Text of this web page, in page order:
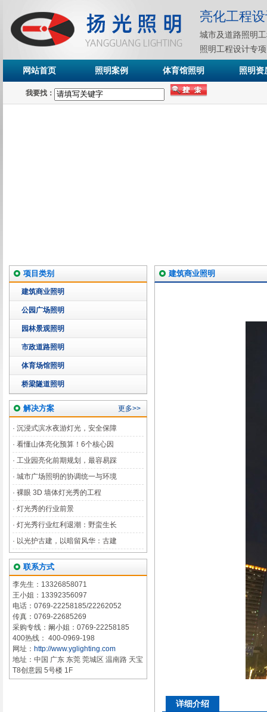
亮化工程
城市及道路照明
照明工程设计专
网站首页 照明案例 体育馆照明 照明资
我要找：
项目类别
建筑商业照明
公园广场照明
园林景观照明
市政道路照明
体育场馆照明
桥梁隧道照明
解决方案 更多>>
· 沉浸式滨水夜游灯光，安全保障
· 看懂山体亮化预算！6个核心因
· 工业园亮化前期规划，最容易踩
· 城市广场照明的协调统一与环境
· 裸眼 3D 墙体灯光秀的工程
· 灯光秀的行业前景
· 灯光秀行业红利退潮：野蛮生长
· 以光护古建，以暗留风华：古建
联系方式
李先生：13326858071
王小姐：13392356097
电话：0769-22258185/22262052
传真：0769-22685269
采购专线：阚小姐：0769-22258185
400热线： 400-0969-198
网址： http://www.yglighting.com
地址：中国 广东 东莞 莞城区 温南路 天宝
T8创意园 5号楼 1F
建筑商业照明
详细介绍